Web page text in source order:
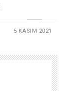
5 KASIM 2021